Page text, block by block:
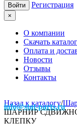
Регистрация
×
О компании
Скачать
Оплата и
Новости
Отзывы
Контакты
info@stat-parts.ru
Назад к каталогу/
ШАРНИР
КЛЕПКУ